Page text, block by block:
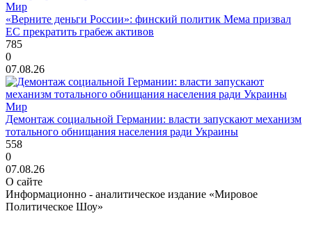
Мир
«Верните деньги России»: финский политик Мема призвал
ЕС прекратить грабеж активов
785
0
07.08.26
Мир
Демонтаж социальной Германии: власти запускают механизм
тотального обнищания населения ради Украины
558
0
07.08.26
О сайте
Информационно - аналитическое издание «Мировое
Политическое Шоу»